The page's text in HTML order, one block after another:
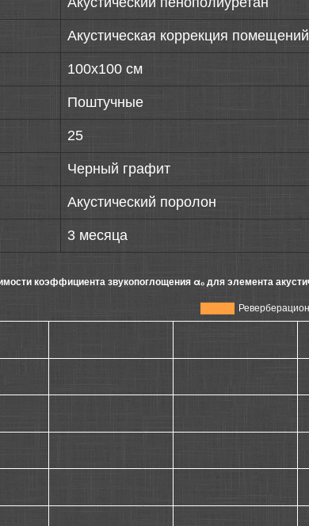
Акустическая коррекция помещений
100х100 см
Поштучные
25
Черный графит
Акустический поролон
3 месяца